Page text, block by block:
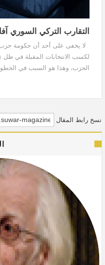
التقارب التركي السوري
لا يخفى على أحد أن حكومة حزب
لكسب الانتخابات المقبلة في ظل
الحزب، وهذا هو السبب في
نسخ رابط المقال